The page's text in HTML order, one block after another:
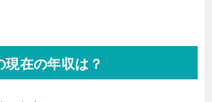
現在の年収は？